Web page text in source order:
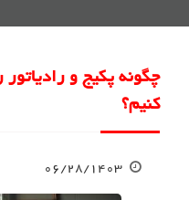
چگونه پکیج و
کنیم؟
۰۶/۲۸/۱۴۰۳